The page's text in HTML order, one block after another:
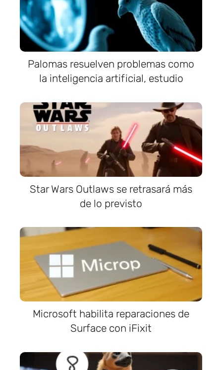
Palomas resuelven problemas como
la inteligencia artificial, estudio
Star Wars Outlaws se retrasará más
de lo previsto
Microsoft habilita reparaciones de
Surface con iFixit